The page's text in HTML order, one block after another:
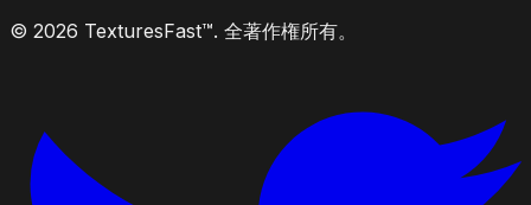
© 2026 TexturesFast™. 全著作権所有。